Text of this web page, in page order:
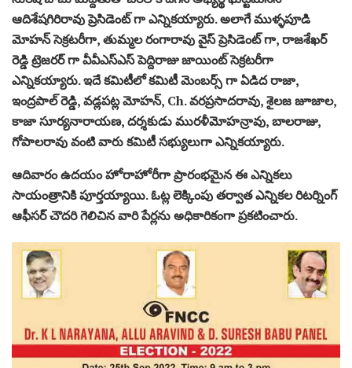
ఆదిశేషగిరిరావు ప్రెసిడెంట్ గా ఎన్నికయ్యారు. అలాగే ముళ్ళపూడి
మోహన్ సెక్రటరీగా, తుమ్మల రంగారావు వైస్ ప్రెసిడెంట్ గా, రాజశేఖర్
రెడ్డి ట్రెజరర్ గా వీవీఎస్ఎస్ పెద్దిరాజు జాయింట్ సెక్రటరీగా
ఎన్నికయ్యారు. ఇదే కమిటీలో కమిటీ మెంబర్స్ గా ఏడిద రాజా,
ఇంద్రపాల్ రెడ్డి, వడ్లపట్ల మోహన్, Ch. వరప్రసాదరావు, శైలజ జూజాల,
కాజా సూర్యనారాయణ, దర్శకుడు మురళీమోహన్రావు, బాలరాజు,
గోపాలరావు వంటి వారు కమిటీ సభ్యులుగా ఎన్నికయ్యారు.
ఆదివారం ఉదయం హోరాహోరీగా ప్రారంభమైన ఈ ఎన్నికలు
సాయంత్రానికి పూర్తయ్యాయి. ఓట్ల లెక్కింపు తర్వాత ఎన్నికల రిటర్నింగ్
ఆఫీసర్ చౌదరి గెలిచిన వారి పేర్లను అధికారికంగా ప్రకటించారు.